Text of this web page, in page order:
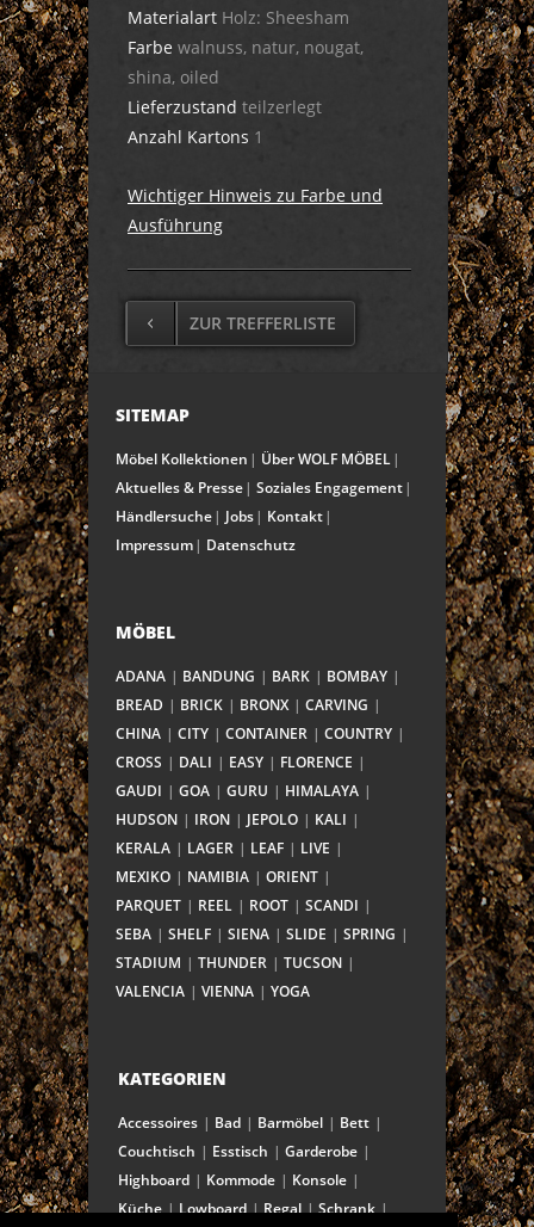
Materialart Holz: Sheesham
Farbe walnuss, natur, nougat,
shina, oiled
Lieferzustand teilzerlegt
Anzahl Kartons 1
Wichtiger Hinweis zu Farbe und
Ausführung
ZUR TREFFERLISTE
SITEMAP
Möbel Kollektionen
Über WOLF MÖBEL
Aktuelles & Presse
Soziales Engagement
Händlersuche
Jobs
Kontakt
Impressum
Datenschutz
MÖBEL
ADANA BANDUNG BARK
BOMBAY
BREAD
BRICK BRONX
CARVING
CHINA
CITY CONTAINER
COUNTRY
CROSS
DALI EASY
FLORENCE
GAUDI
GOA GURU
HIMALAYA
HUDSON
IRON JEPOLO
KALI
KERALA
LAGER LEAF
LIVE
MEXIKO
NAMIBIA
ORIENT
PARQUET
REEL ROOT
SCANDI
SEBA
SHELF SIENA SLIDE
SPRING
STADIUM
THUNDER
TUCSON
VALENCIA
VIENNA YOGA
KATEGORIEN
Accessoires Bad Barmöbel
Bett
Couchtisch
Esstisch
Garderobe
Highboard
Kommode
Konsole
Küche
Lowboard Regal
Schrank